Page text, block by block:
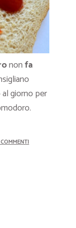
nonfa
giorno per